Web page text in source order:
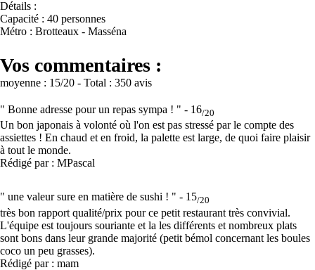
Détails :
Capacité : 40 personnes
Métro : Brotteaux - Masséna
Vos commentaires :
moyenne : 15/20 - Total : 350 avis
" Bonne adresse pour un repas sympa ! " - 16/20
Un bon japonais à volonté où l'on est pas stressé par le compte des
assiettes ! En chaud et en froid, la palette est large, de quoi faire plaisir
à tout le monde.
Rédigé par : MPascal
" une valeur sure en matière de sushi ! " - 15/20
très bon rapport qualité/prix pour ce petit restaurant très convivial.
L'équipe est toujours souriante et la les différents et nombreux plats
sont bons dans leur grande majorité (petit bémol concernant les boules
coco un peu grasses).
Rédigé par : mam